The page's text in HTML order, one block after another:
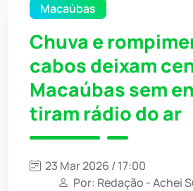
Macaúbas
Chuva e
cabos deixam
Macaúbas sem
tiram rádio do ar
23 Mar 2026 / 17:00
Por: Redação - Achei